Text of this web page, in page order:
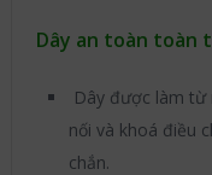
Dây an toàn toàn
Dây được làm từ
nối và khoá điều
chắn.